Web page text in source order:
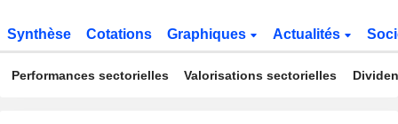
Synthèse Cotations Graphiques Actualités
Performances sectorielles Valorisations sectorielles